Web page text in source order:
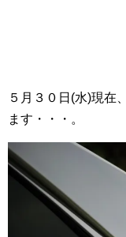
５月３０日(水)現在
ます・・・。